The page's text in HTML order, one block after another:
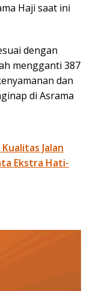
Haji saat ini
dengan
mengganti 387
dan
di Asrama
Jalan
Ekstra Hati-